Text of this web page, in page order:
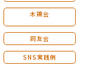
木鶏会
同友会
SNS実践例